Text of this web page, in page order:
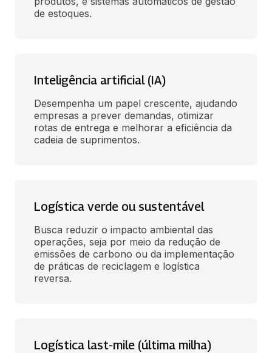
de estoques.
Inteligência artificial (IA)
Desempenha um papel crescente, ajudando
empresas a prever demandas, otimizar
rotas de entrega e melhorar a eficiência da
cadeia de suprimentos.
Logística verde ou sustentável
Busca reduzir o impacto ambiental das
operações, seja por meio da redução de
emissões de carbono ou da implementação
de práticas de reciclagem e logística
reversa.
Logística last-mile (última milha)